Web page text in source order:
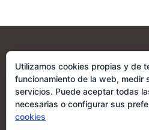
Utilizamos cookies propias y de
funcionamiento de la web, medir
servicios. Puede aceptar todas
necesarias o configurar sus
cookies